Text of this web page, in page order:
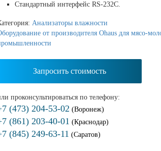
Стандартный интерфейс RS-232С.
Анализаторы влажности
от производителя Ohaus для мясо-
Запросить стоимость
проконсультироваться по телефону:
(473) 204-53-02 (Воронеж)
(861) 203-40-01 (Краснодар)
(845) 249-63-11 (Саратов)